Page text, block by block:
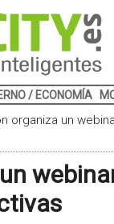
/ ECONOMÍA
organiza un